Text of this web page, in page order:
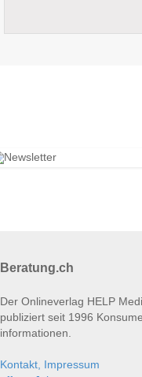
Beratung.ch
Der Onlineverlag HELP
publiziert seit 1996
informationen.
Kontakt, Impressum